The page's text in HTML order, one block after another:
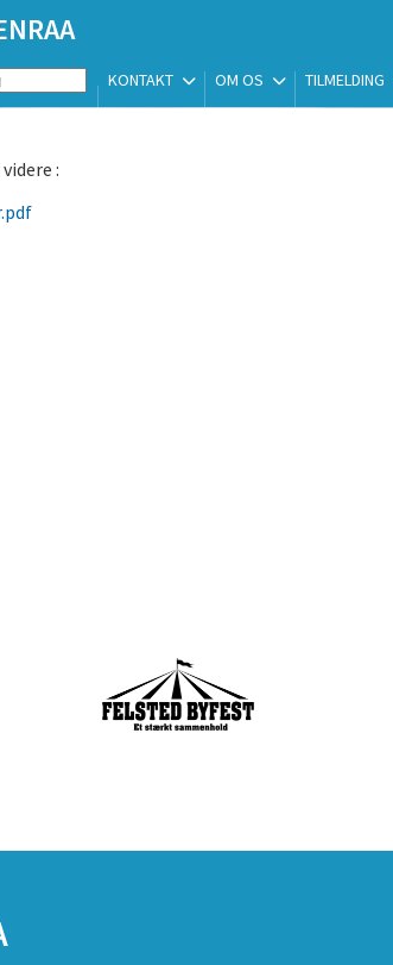
KONTAKT OM OS TILMELDING
: